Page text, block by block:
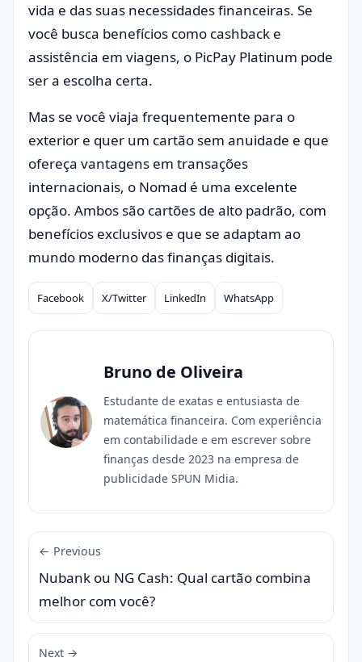
vida e das suas necessidades financeiras. Se
você busca benefícios como cashback e
assistência em viagens, o PicPay Platinum pode
ser a escolha certa.
Mas se você viaja frequentemente para o
exterior e quer um cartão sem anuidade e que
ofereça vantagens em transações
internacionais, o Nomad é uma excelente
opção. Ambos são cartões de alto padrão, com
benefícios exclusivos e que se adaptam ao
mundo moderno das finanças digitais.
Compartilhar
Facebook X/Twitter LinkedIn WhatsApp
Bruno de Oliveira
Estudante de exatas e entusiasta de
matemática financeira. Com experiência
em contabilidade e em escrever sobre
finanças desde 2023 na empresa de
publicidade SPUN Midia.
← Previous
Nubank ou NG Cash: Qual cartão combina
melhor com você?
Next →